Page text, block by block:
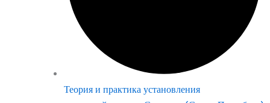
Теория и практика установления